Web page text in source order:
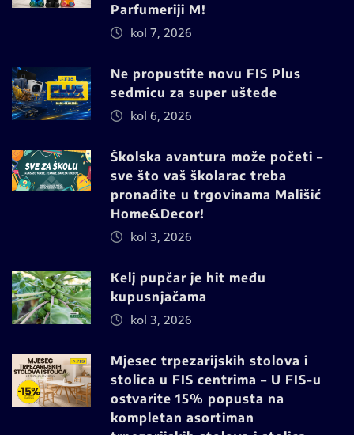
Parfumeriji M!
kol 7, 2026
Ne propustite novu FIS Plus
sedmicu za super uštede
kol 6, 2026
Školska avantura može početi –
sve što vaš školarac treba
pronađite u trgovinama Mališić
Home&Decor!
kol 3, 2026
Kelj pupčar je hit među
kupusnjačama
kol 3, 2026
Mjesec trpezarijskih stolova i
stolica u FIS centrima – U FIS-u
ostvarite 15% popusta na
kompletan asortiman